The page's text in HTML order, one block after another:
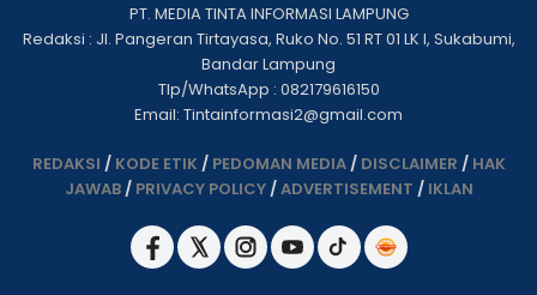
PT. MEDIA TINTA INFORMASI LAMPUNG
Redaksi : Jl. Pangeran Tirtayasa, Ruko No. 51 RT 01 LK I, Sukabumi,
Bandar Lampung
Tlp/WhatsApp : 082179616150
Email: Tintainformasi2@gmail.com
REDAKSI / KODE ETIK / PEDOMAN MEDIA/ DISCLAIMER / HAK
JAWAB/ PRIVACY POLICY/ADVERTISEMENT / IKLAN